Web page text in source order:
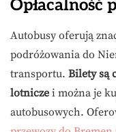
Opłacalność
Autobusy oferują
podróżowania do
transportu. Bilety są
lotnicze i można je
autobusowych.